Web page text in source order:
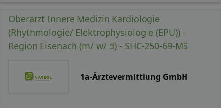
Oberarzt Innere Medizin Kardiologie
(Rhythmologie/ Elektrophysiologie (EPU)) -
Region Eisenach (m/ w/ d) - SHC-250-69-MS
1a-Ärztevermittlung GmbH